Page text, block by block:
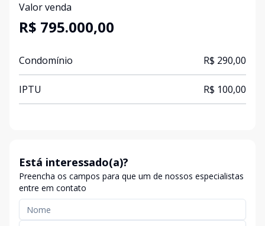
Valor venda
R$ 795.000,00
Condomínio R$ 290,00
IPTU R$ 100,00
Está interessado(a)?
Preencha os campos para que um de nossos especialistas
entre em contato